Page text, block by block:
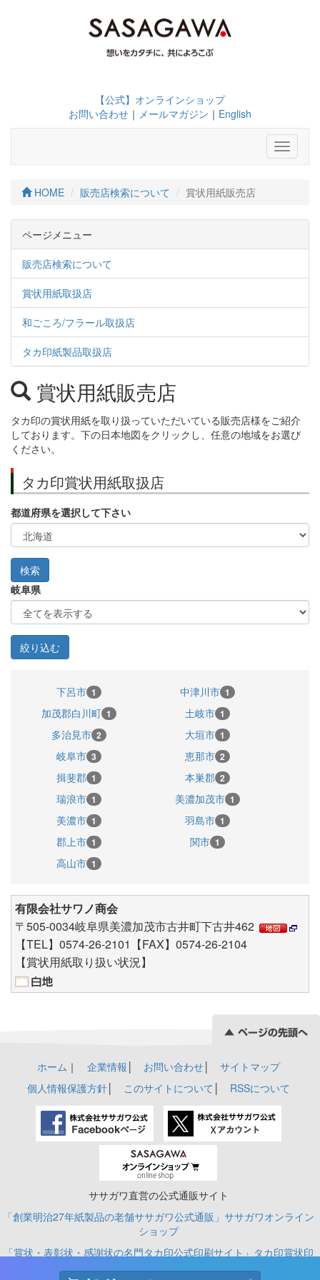
【公式】オンラインショップ
お問い合わせ ｜ メールマガジン ｜ English
Toggle
HOME 販売店検索について 賞状用紙販売店
ページメニュー
販売店検索について
賞状用紙取扱店
和ごころ/フラール取扱店
タカ印紙製品取扱店
賞状用紙販売店
タカ印の賞状用紙を取り扱っていただいている販売店様をご紹介
しております。下の日本地図をクリックし、任意の地域をお選び
ください。
タカ印賞状用紙取扱店
都道府県を選択して下さい
岐阜県
下呂市 1 中津川市 1
加茂郡白川町 1 土岐市 1
多治見市 2 大垣市 1
岐阜市 3 恵那市 2
揖斐郡 1 本巣郡 2
瑞浪市 1 美濃加茂市 1
美濃市 1 羽島市 1
郡上市 1 関市 1
高山市 1
有限会社サワノ商会
〒505-0034岐阜県美濃加茂市古井町下古井462
【TEL】0574-26-2101【FAX】0574-26-2104
【賞状用紙取り扱い状況】
ホーム ｜ 企業情報 お問い合わせ│
サイトマップ
個人情報保護方針│ このサイトについて RSSについて
ササガワ直営の公式通販サイト
「創業明治27年紙製品の老舗ササガワ公式通販」ササガワオンライン
ショップ
「賞状・表彰状・感謝状の名門タカ印公式印刷サイト」タカ印賞状印